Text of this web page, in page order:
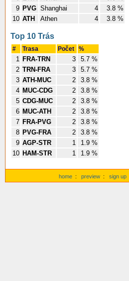
9 PVG Shanghai 4
3.8 %
10 ATH Athen 4 3.8 %
Top 10 Trás
# Trasa Počet %
1 FRA-TRN 3
5.7 %
2 TRN-FRA 3
5.7 %
3 ATH-MUC 2
3.8 %
4 MUC-CDG 2
3.8 %
5 CDG-MUC 2
3.8 %
6 MUC-ATH 2
3.8 %
7 FRA-PVG 2
3.8 %
8 PVG-FRA 2
3.8 %
9 AGP-STR 1
1.9 %
10 HAM-STR 1 1.9 %
home : preview : sign up